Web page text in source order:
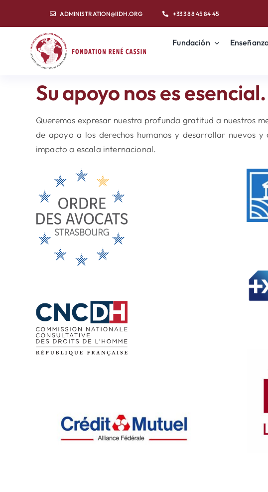
ADMINISTRATION@IIDH.ORG +33 3 88 45 84 45
Fundación
Su apoyo nos es esencial.
Queremos expresar nuestra profunda gratitud a nuestros
de apoyo a los derechos humanos y desarrollar nuevos
impacto a escala internacional.